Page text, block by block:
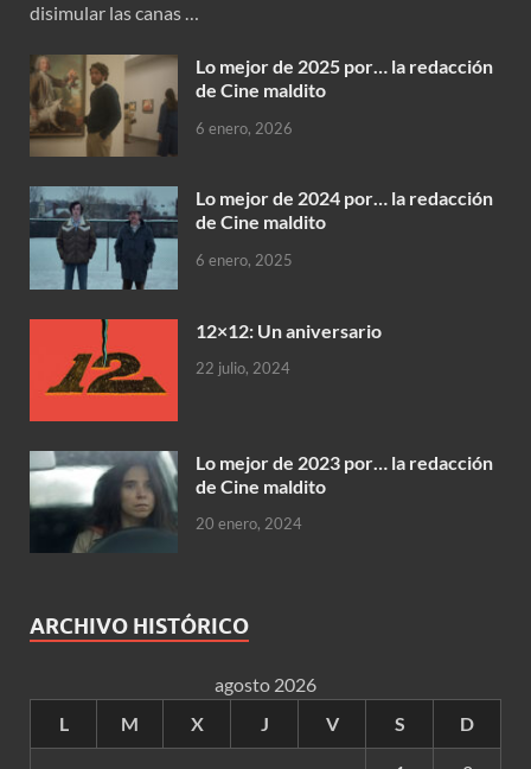
disimular las canas …
Lo mejor de 2025 por… la redacción
de Cine maldito
6 enero, 2026
Lo mejor de 2024 por… la redacción
de Cine maldito
6 enero, 2025
12×12: Un aniversario
22 julio, 2024
Lo mejor de 2023 por… la redacción
de Cine maldito
20 enero, 2024
ARCHIVO HISTÓRICO
agosto 2026
L
M X J V S D